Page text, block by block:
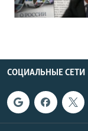
СОЦИАЛЬНЫЕ СЕТИ